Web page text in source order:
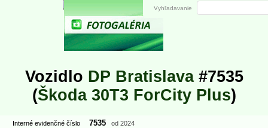
Vozidlo DP Bratislava#7535
(Škoda 30T3 ForCity Plus)
Interné evidenčné číslo 7535 od 2024
Vyhľadavanie